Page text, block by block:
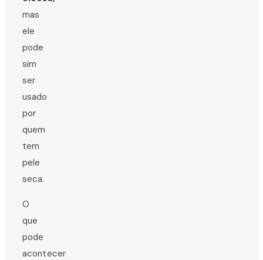
mas
ele
pode
sim
ser
usado
por
quem
tem
pele
seca.
O
que
pode
acontecer